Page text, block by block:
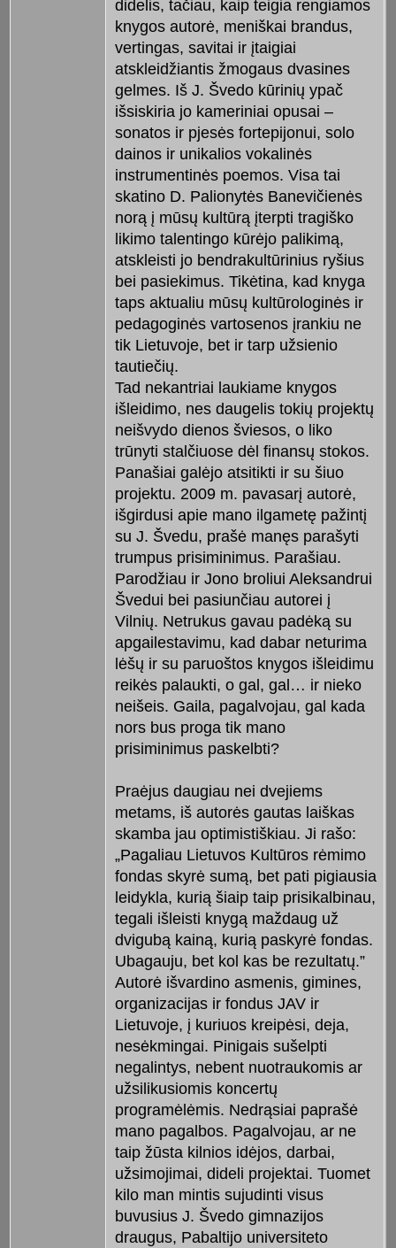
didelis, tačiau, kaip teigia rengiamos
knygos autorė, meniškai brandus,
vertingas, savitai ir įtaigiai
atskleidžiantis žmogaus dvasines
gelmes. Iš J. Švedo kūrinių ypač
išsiskiria jo kameriniai opusai –
sonatos ir pjesės fortepijonui, solo
dainos ir unikalios vokalinės
instrumentinės poemos. Visa tai
skatino D. Palionytės Banevičienės
norą į mūsų kultūrą įterpti tragiško
likimo talentingo kūrėjo palikimą,
atskleisti jo bendrakultūrinius ryšius
bei pasiekimus. Tikėtina, kad knyga
taps aktualiu mūsų kultūrologinės ir
pedagoginės vartosenos įrankiu ne
tik Lietuvoje, bet ir tarp užsienio
tautiečių.
Tad nekantriai laukiame knygos
išleidimo, nes daugelis tokių projektų
neišvydo dienos šviesos, o liko
trūnyti stalčiuose dėl finansų stokos.
Panašiai galėjo atsitikti ir su šiuo
projektu. 2009 m. pavasarį autorė,
išgirdusi apie mano ilgametę pažintį
su J. Švedu, prašė manęs parašyti
trumpus prisiminimus. Parašiau.
Parodžiau ir Jono broliui Aleksandrui
Švedui bei pasiunčiau autorei į
Vilnių. Netrukus gavau padėką su
apgailestavimu, kad dabar neturima
lėšų ir su paruoštos knygos išleidimu
reikės palaukti, o gal, gal… ir nieko
neišeis. Gaila, pagalvojau, gal kada
nors bus proga tik mano
prisiminimus paskelbti?
Praėjus daugiau nei dvejiems
metams, iš autorės gautas laiškas
skamba jau optimistiškiau. Ji rašo:
„Pagaliau Lietuvos Kultūros rėmimo
fondas skyrė sumą, bet pati pigiausia
leidykla, kurią šiaip taip prisikalbinau,
tegali išleisti knygą maždaug už
dvigubą kainą, kurią paskyrė fondas.
Ubagauju, bet kol kas be rezultatų.”
Autorė išvardino asmenis, gimines,
organizacijas ir fondus JAV ir
Lietuvoje, į kuriuos kreipėsi, deja,
nesėkmingai. Pinigais sušelpti
negalintys, nebent nuotraukomis ar
užsilikusiomis koncertų
programėlėmis. Nedrąsiai paprašė
mano pagalbos. Pagalvojau, ar ne
taip žūsta kilnios idėjos, darbai,
užsimojimai, dideli projektai. Tuomet
kilo man mintis sujudinti visus
buvusius J. Švedo gimnazijos
draugus, Pabaltijo universiteto